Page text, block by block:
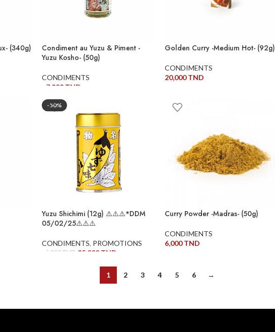
(340g)
Condiment au Yuzu & Piment -
Yuzu Kosho- (50g)
CONDIMENTS
17,000 TND
AJOUTER AU PANIER
Golden Curry -Medium Hot- (92g)
CONDIMENTS
20,000TND
-50%
Yuzu Shichimi (12g) ⚠️⚠️⚠️*DDM
05/02/25⚠️⚠️⚠️
CONDIMENTS, PROMOTIONS
50,000 TND 25,000 TND
AJOUTER AU PANIER
Curry Powder -Madras- (50g)
CONDIMENTS
6,000TND
1 2 3 4 5 6 →